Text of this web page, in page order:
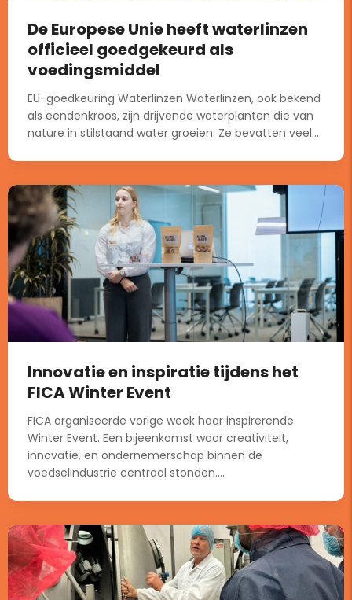
De Europese Unie heeft waterlinzen
officieel goedgekeurd als
voedingsmiddel
EU-goedkeuring Waterlinzen Waterlinzen, ook bekend
als eendenkroos, zijn drijvende waterplanten die van
nature in stilstaand water groeien. Ze bevatten veel...
Innovatie en inspiratie tijdens het
FICA Winter Event
FICA organiseerde vorige week haar inspirerende
Winter Event. Een bijeenkomst waar creativiteit,
innovatie, en ondernemerschap binnen de
voedselindustrie centraal stonden....